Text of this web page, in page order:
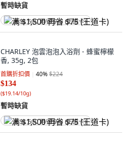
暫時缺貨
满 $1,500 再省 $75 (王道卡)
CHARLEY 泡雲泡泡入浴劑 - 蜂蜜檸檬
香, 35g, 2包
首購折扣價 40%$224
$134
($19.14/10g)
暫時缺貨
满 $1,500 再省 $75 (王道卡)